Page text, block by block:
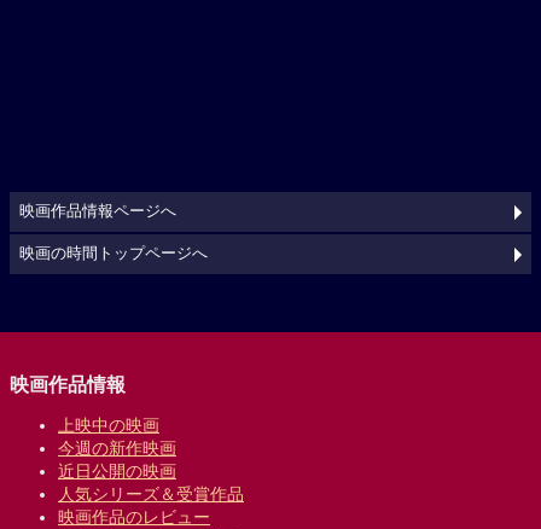
映画作品情報ページへ
映画の時間トップページへ
映画作品情報
上映中の映画
今週の新作映画
近日公開の映画
人気シリーズ＆受賞作品
映画作品のレビュー